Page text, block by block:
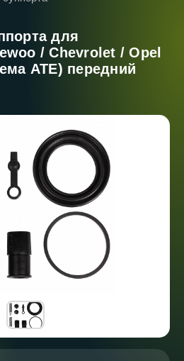
для
/ Chevrolet / Opel
ATE) передний